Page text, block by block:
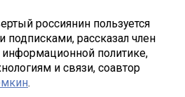
россиянин пользуется
рассказал член
политике,
и связи, соавтор
.